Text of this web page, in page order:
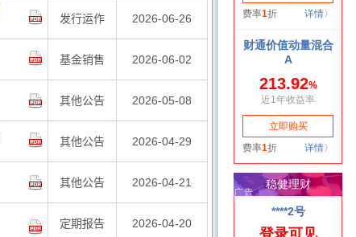
发行运作 2026-06-26
基金销售 2026-06-02
其他公告 2026-05-08
其他公告 2026-04-29
其他公告 2026-04-21
定期报告 2026-04-20